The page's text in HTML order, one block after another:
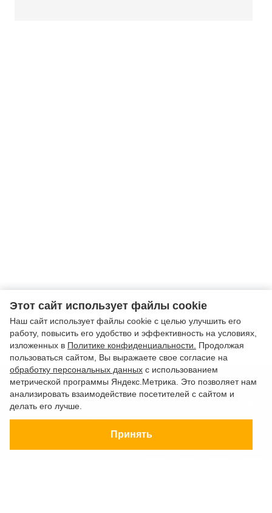
Страны
О компании
333 22 12
+7 (928)
Этот сайт использует файлы cookie
Наш сайт использует файлы cookie с целью улучшить его
работу, повысить его удобство и эффективность на условиях,
изложенных в Политике конфиденциальности.
Продолжая
пользоваться сайтом, Вы выражаете свое согласие на
обработку персональных данных с использованием
метрической программы Яндекс.Метрика. Это позволяет нам
анализировать взаимодействие посетителей с сайтом и
делать его лучше.
Принять